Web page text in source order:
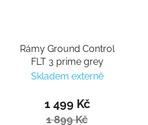
Rámy Ground Control
FLT 3 prime grey
Skladem externě
1 499 Kč
1 899 Kč